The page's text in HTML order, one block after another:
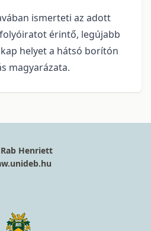
ismerteti az adott
érintő, legújabb
helyet a hátsó borítón
magyarázata.
Henriett